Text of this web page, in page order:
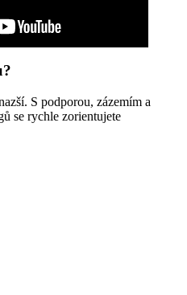
S podporou, zázemím a
se rychle zorientujete